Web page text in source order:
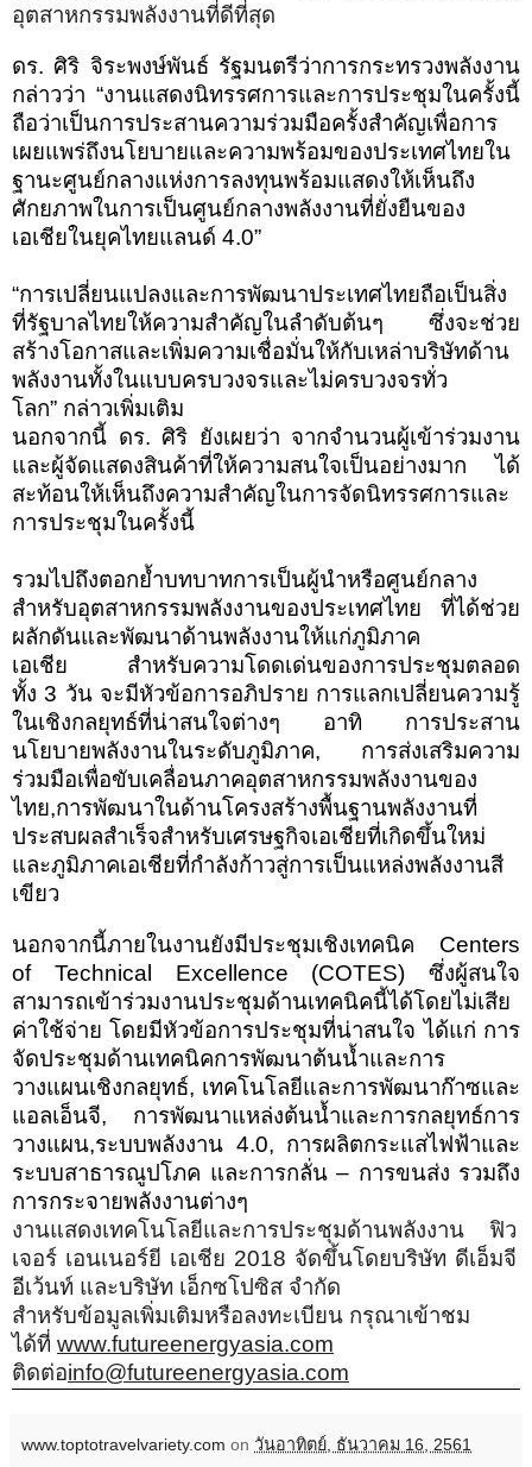
อุตสาหกรรมพลังงานที่ดีที่สุด
ดร. ศิริ จิระพงษ์พันธ์ รัฐมนตรีว่าการกระทรวงพลังงาน
กล่าวว่า “งานแสดงนิทรรศการและการประชุมในครั้งนี้
ถือว่าเป็นการประสานความร่วมมือครั้งสำคัญเพื่อการ
เผยแพร่ถึงนโยบายและความพร้อมของประเทศไทยใน
ฐานะศูนย์กลางแห่งการลงทุนพร้อมแสดงให้เห็นถึง
ศักยภาพในการเป็นศูนย์กลางพลังงานที่ยั่งยืนของ
เอเชียในยุคไทยแลนด์ 4.0”
“การเปลี่ยนแปลงและการพัฒนาประเทศไทยถือเป็นสิ่ง
ที่รัฐบาลไทยให้ความสำคัญในลำดับต้นๆ ซึ่งจะช่วย
สร้างโอกาสและเพิ่มความเชื่อมั่นให้กับเหล่าบริษัทด้าน
พลังงานทั้งในแบบครบวงจรและไม่ครบวงจรทั่ว
โลก” กล่าวเพิ่มเติม
นอกจากนี้ ดร. ศิริ ยังเผยว่า จากจำนวนผู้เข้าร่วมงาน
และผู้จัดแสดงสินค้าที่ให้ความสนใจเป็นอย่างมาก ได้
สะท้อนให้เห็นถึงความสำคัญในการจัดนิทรรศการและ
การประชุมในครั้งนี้
รวมไปถึงตอกย้ำบทบาทการเป็นผู้นำหรือศูนย์กลาง
สำหรับอุตสาหกรรมพลังงานของประเทศไทย ที่ได้ช่วย
ผลักดันและพัฒนาด้านพลังงานให้แก่ภูมิภาค
เอเชีย สำหรับความโดดเด่นของการประชุมตลอด
ทั้ง3 วัน จะมีหัวข้อการอภิปราย การแลกเปลี่ยนความรู้
ในเชิงกลยุทธ์ที่น่าสนใจต่างๆ อาทิ การประสาน
นโยบายพลังงานในระดับภูมิภาค, การส่งเสริมความ
ร่วมมือเพื่อขับเคลื่อนภาคอุตสาหกรรมพลังงานของ
ไทย,การพัฒนาในด้านโครงสร้างพื้นฐานพลังงานที่
ประสบผลสำเร็จสำหรับเศรษฐกิจเอเชียที่เกิดขึ้นใหม่
และภูมิภาคเอเชียที่กำลังก้าวสู่การเป็นแหล่งพลังงานสี
เขียว
นอกจากนี้ภายในงานยังมีประชุมเชิงเทคนิค Centers
of Technical Excellence (COTES) ซึ่งผู้สนใจ
สามารถเข้าร่วมงานประชุมด้านเทคนิคนี้ได้โดยไม่เสีย
ค่าใช้จ่าย โดยมีหัวข้อการประชุมที่น่าสนใจ ได้แก่ การ
จัดประชุมด้านเทคนิคการพัฒนาต้นน้ำและการ
วางแผนเชิงกลยุทธ์, เทคโนโลยีและการพัฒนาก๊าซและ
แอลเอ็นจี, การพัฒนาแหล่งต้นน้ำและการกลยุทธ์การ
วางแผน,ระบบพลังงาน 4.0, การผลิตกระแสไฟฟ้าและ
ระบบสาธารณูปโภค และการกลั่น – การขนส่ง รวมถึง
การกระจายพลังงานต่างๆ
งานแสดงเทคโนโลยีและการประชุมด้านพลังงาน ฟิว
เจอร์ เอนเนอร์ยี เอเชีย 2018 จัดขึ้นโดยบริษัท ดีเอ็มจี
อีเว้นท์ และบริษัท เอ็กซโปซิส จำกัด
สำหรับข้อมูลเพิ่มเติมหรือลงทะเบียน กรุณาเข้าชม
ได้ที่ www.futureenergyasia.com
ติดต่อinfo@futureenergyasia.com
www.toptotravelvariety.com on วันอาทิตย์, ธันวาคม 16, 2561